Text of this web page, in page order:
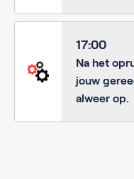
17:00
Na het
jouw
alweer op.